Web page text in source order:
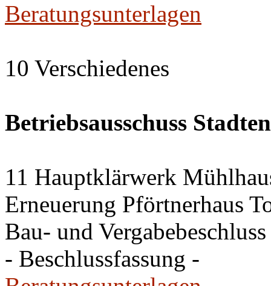
Beratungsunterlagen
10 Verschiedenes
Betriebsausschuss
11 Hauptklärwerk
Erneuerung Pförtnerhaus
Bau- und Vergabebeschluss
- Beschlussfassung -